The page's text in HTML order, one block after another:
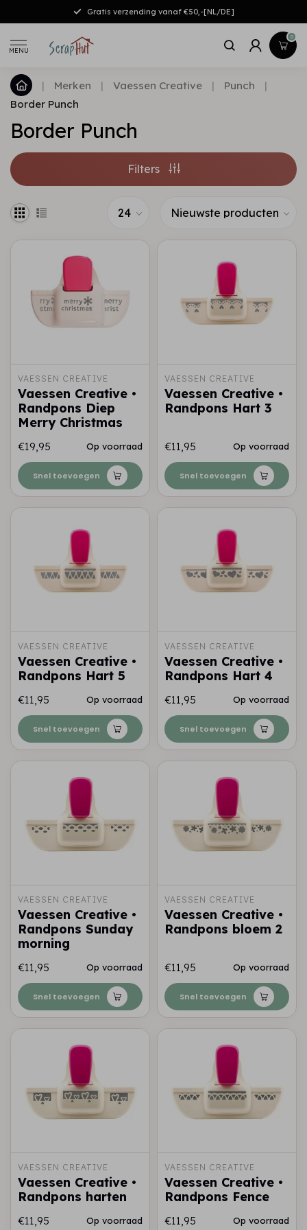
Gratis verzending vanaf €50,-[NL/DE]
MENU
0
| Merken | Vaessen Creative | Punch
|
Border Punch
Border Punch
Filters
VAESSEN CREATIVE
Vaessen Creative •
Randpons Diep
Merry Christmas
€19,95 Op voorraad
Snel toevoegen
VAESSEN CREATIVE
Vaessen Creative •
Randpons Hart 3
€11,95 Op voorraad
Snel toevoegen
VAESSEN CREATIVE
Vaessen Creative •
Randpons Hart 5
€11,95 Op voorraad
Snel toevoegen
VAESSEN CREATIVE
Vaessen Creative •
Randpons Hart 4
€11,95 Op voorraad
Snel toevoegen
VAESSEN CREATIVE
Vaessen Creative •
Randpons Sunday
morning
€11,95 Op voorraad
Snel toevoegen
VAESSEN CREATIVE
Vaessen Creative •
Randpons bloem 2
€11,95 Op voorraad
Snel toevoegen
VAESSEN CREATIVE
Vaessen Creative •
Randpons harten
€11,95 Op voorraad
VAESSEN CREATIVE
Vaessen Creative •
Randpons Fence
€11,95 Op voorraad